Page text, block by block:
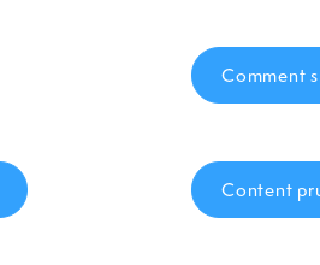
Comment
Content